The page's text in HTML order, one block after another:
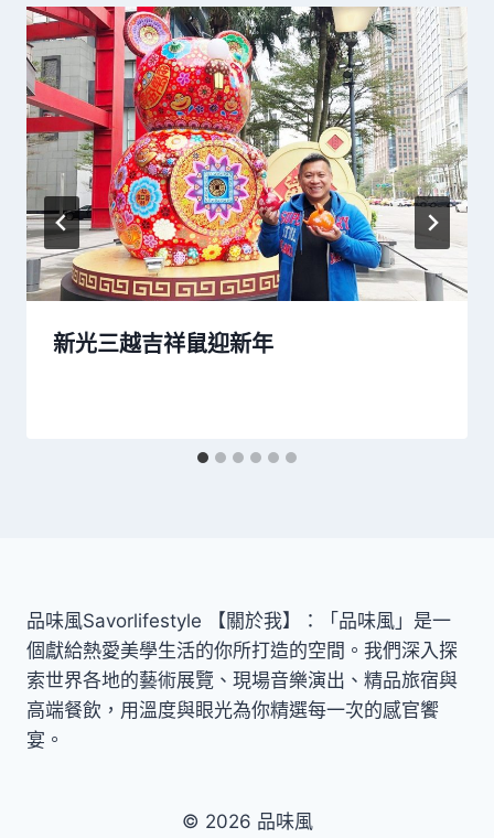
新光三越吉祥鼠迎新年
品味風Savorlifestyle 【關於我】：「品味風」是一
個獻給熱愛美學生活的你所打造的空間。我們深入探
索世界各地的藝術展覽、現場音樂演出、精品旅宿與
高端餐飲，用溫度與眼光為你精選每一次的感官饗
宴。
© 2026 品味風